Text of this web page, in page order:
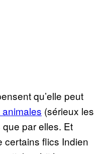
qu’elle peut
(sérieux les
par elles. Et
certains flics Indien